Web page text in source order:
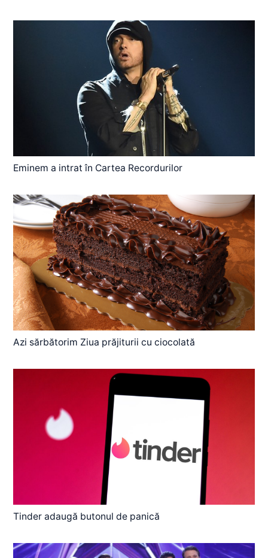
Eminem a intrat în Cartea Recordurilor
Azi sărbătorim Ziua prăjiturii cu ciocolată
Tinder adaugă butonul de panică